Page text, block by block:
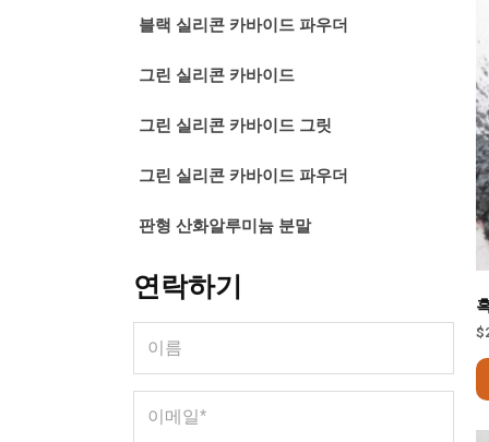
블랙 실리콘 카바이드 파우더
그린 실리콘 카바이드
그린 실리콘 카바이드 그릿
그린 실리콘 카바이드 파우더
판형 산화알루미늄 분말
연락하기
$